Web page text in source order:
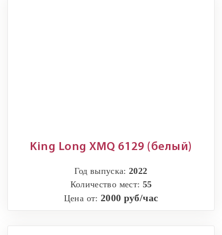
King Long XMQ 6129 (белый)
Год выпуска:2022
Количество мест: 55
Цена от: 2000 руб/час